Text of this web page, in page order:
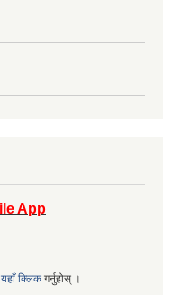
App
यहाँ क्लिक गर्नुहोस् ।